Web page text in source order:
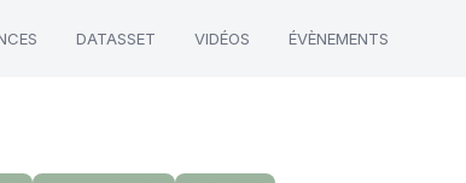
DATASSET VIDÉOS ÉVÈNEMENTS